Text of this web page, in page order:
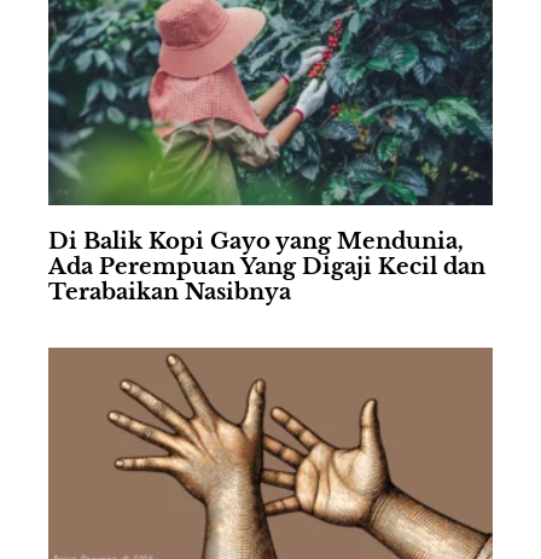
Di Balik Kopi Gayo yang Mendunia,
Ada Perempuan Yang Digaji Kecil dan
Terabaikan Nasibnya